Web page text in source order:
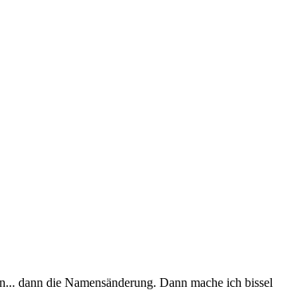
dann die Namensänderung. Dann mache ich bissel